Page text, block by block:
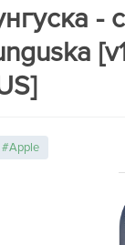
-
#Apple